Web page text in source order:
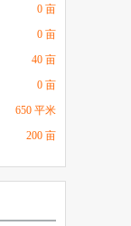
0 亩
0 亩
40 亩
0 亩
650 平米
200 亩